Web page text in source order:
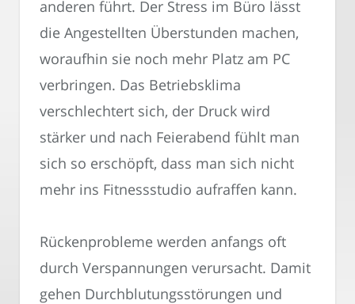
anderen führt. Der Stress im Büro lässt
die Angestellten Überstunden machen,
woraufhin sie noch mehr Platz am PC
verbringen. Das Betriebsklima
verschlechtert sich, der Druck wird
stärker und nach Feierabend fühlt man
sich so erschöpft, dass man sich nicht
mehr ins Fitnessstudio aufraffen kann.
Rückenprobleme werden anfangs oft
durch Verspannungen verursacht. Damit
gehen Durchblutungsstörungen und